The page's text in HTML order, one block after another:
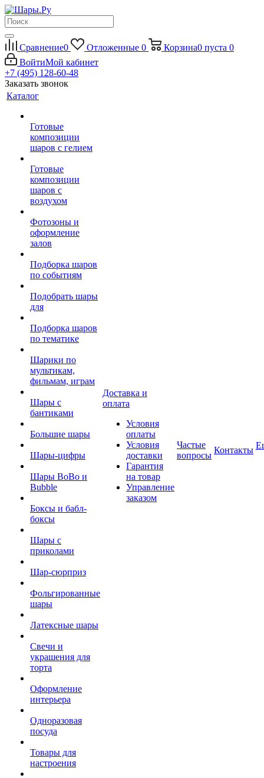
Сравнение0 Отложенные 0 Корзина0 пуста 0
ВойтиМой кабинет
+7 (495) 128-60-48
Заказать звонок
Каталог
Готовые
композиции
шаров с гелием
Готовые
композиции
шаров с
воздухом
Фотозоны и
оформление
залов
Подборка шаров
по событиям
Подобрать шары
для
Подборка шаров
по тематике
Шарики по
мультикам,
фильмам, играм
Шары с
бантиками
Большие шары
Шары-цифры
Шары BoBo и
Bubble
Боксы и бабл-
боксы
Шары с
приколами
Шар-сюрприз
Фольгированные
шары
Латексные шары
Свечи и
украшения для
торта
Оформление
интерьера
Одноразовая
посуда
Товары для
настроения
Доставка и
оплата
Условия
оплаты
Условия
доставки
Гарантия
на товар
Управление
заказом
Частые
вопросы
Контакты